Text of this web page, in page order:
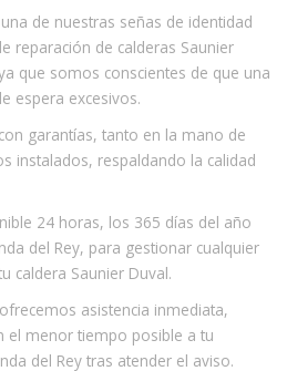
de nuestras señas de identidad
reparación de calderas Saunier
que somos conscientes de que una
espera excesivos.
garantías, tanto en la mano de
instalados, respaldando la calidad
24 horas, los 365 días del año
del Rey, para gestionar cualquier
caldera Saunier Duval.
asistencia inmediata,
el menor tiempo posible a tu
del Rey tras atender el aviso.